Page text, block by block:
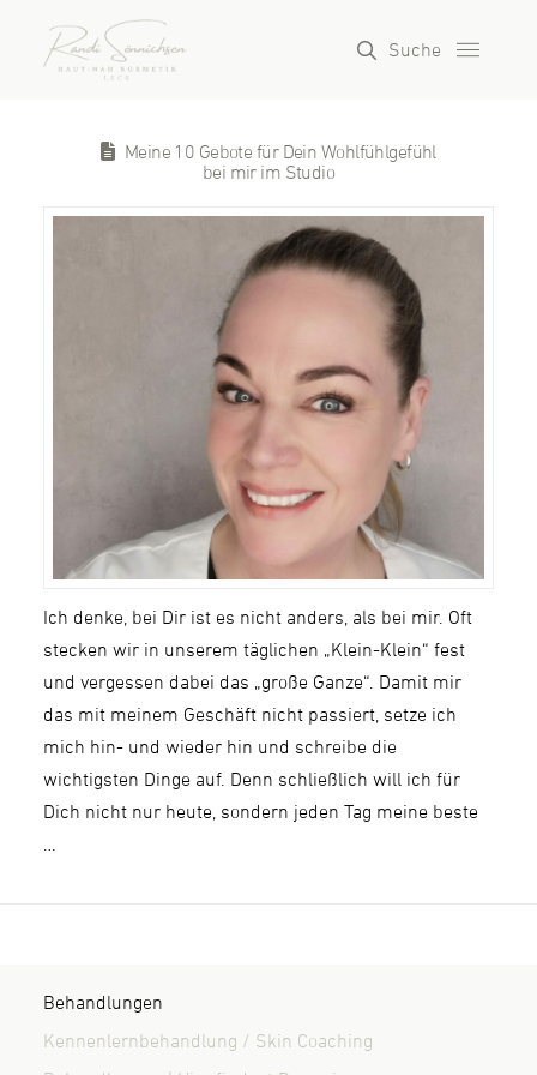
Suche
Meine 10 Gebote für Dein Wohlfühlgefühl
bei mir im Studio
Ich denke, bei Dir ist es nicht anders, als bei mir. Oft
stecken wir in unserem täglichen „Klein-Klein“ fest
und vergessen dabei das „große Ganze“. Damit mir
das mit meinem Geschäft nicht passiert, setze ich
mich hin- und wieder hin und schreibe die
wichtigsten Dinge auf. Denn schließlich will ich für
Dich nicht nur heute, sondern jeden Tag meine beste
Behandlungen
Kennenlernbehandlung / Skin Coaching